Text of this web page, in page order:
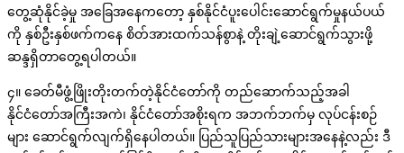
တွေ့ဆုံနိုင်ခဲ့မှု အခြေအနေကတော့ နှစ်နိုင်ငံပူးပေါင်းဆောင်ရွက်မှုနယ်ပယ်
ကို နှစ်ဦးနှစ်ဖက်ကနေ စိတ်အားထက်သန်စွာနဲ့ တိုးချဲ့ဆောင်ရွက်သွားဖို့
ဆန္ဒရှိတာတွေ့ရပါတယ်။
၄။ ခေတ်မီဖွံ့ဖြိုးတိုးတက်တဲ့နိုင်ငံတော်ကို တည်ဆောက်သည့်အခါ
နိုင်ငံတော်အကြီးအကဲ၊ နိုင်ငံတော်အစိုးရက အဘက်ဘက်မှ လုပ်ငန်းစဉ်
များ ဆောင်ရွက်လျက်ရှိနေပါတယ်။ ပြည်သူပြည်သားများအနေနဲ့လည်း ဒီ